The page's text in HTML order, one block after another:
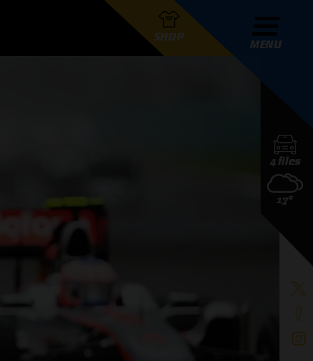
SHOP
MENU
4 files
17°
PRIX RADIO TEAM